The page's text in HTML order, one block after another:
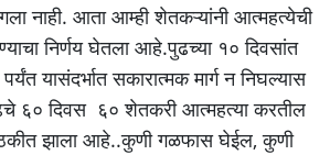
नाही. आता आम्ही शेतकऱ्यांनी आत्महत्येची
निर्णय घेतला आहे.पुढच्या १० दिवसांत
यासंदर्भात सकारात्मक मार्ग न निघल्यास
६० दिवस ६० शेतकरी आत्महत्या करतील
झाला आहे..कुणी गळफास घेईल, कुणी